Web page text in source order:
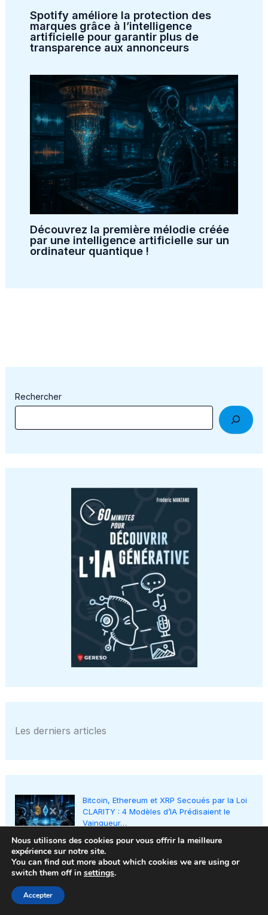
Spotify améliore la protection des
marques grâce à l’intelligence
artificielle pour garantir plus de
transparence aux annonceurs
Découvrez la première mélodie créée
par une intelligence artificielle sur un
ordinateur quantique !
Rechercher
Les derniers articles
Bitcoin, Ethereum et XRP Secoués par la Loi
CLARITY : 4 Modèles d’IA Prédisaient le
Vainqueur…
ChatGPT dévoile une astuce Unicode
ingénieuse pour faire briller vos messages
— et j’aimerais vous la partager…
Nous utilisons des cookies pour vous offrir la meilleure
expérience sur notre site.
You can find out more about which cookies we are using or
switch them off in settings.
Accepter